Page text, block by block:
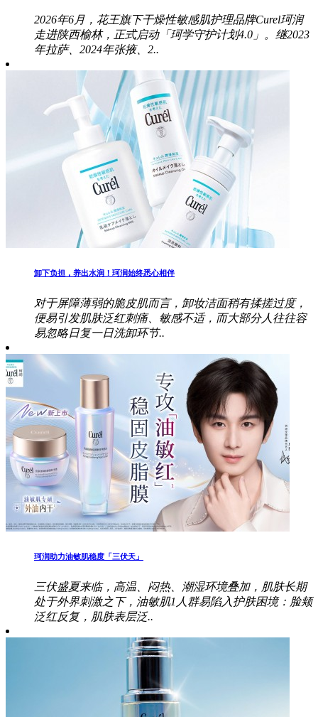
2026年6月，花王旗下干燥性敏感肌护理品牌Curel珂润
走进陕西榆林，正式启动「珂学守护计划4.0」。继2023
年拉萨、2024年张掖、2..
卸下负担，养出水润！珂润始终悉心相伴
对于屏障薄弱的脆皮肌而言，卸妆洁面稍有揉搓过度，
便易引发肌肤泛红刺痛、敏感不适，而大部分人往往容
易忽略日复一日洗卸环节..
珂润助力油敏肌稳度「三伏天」
三伏盛夏来临，高温、闷热、潮湿环境叠加，肌肤长期
处于外界刺激之下，油敏肌1人群易陷入护肤困境：脸颊
泛红反复，肌肤表层泛..